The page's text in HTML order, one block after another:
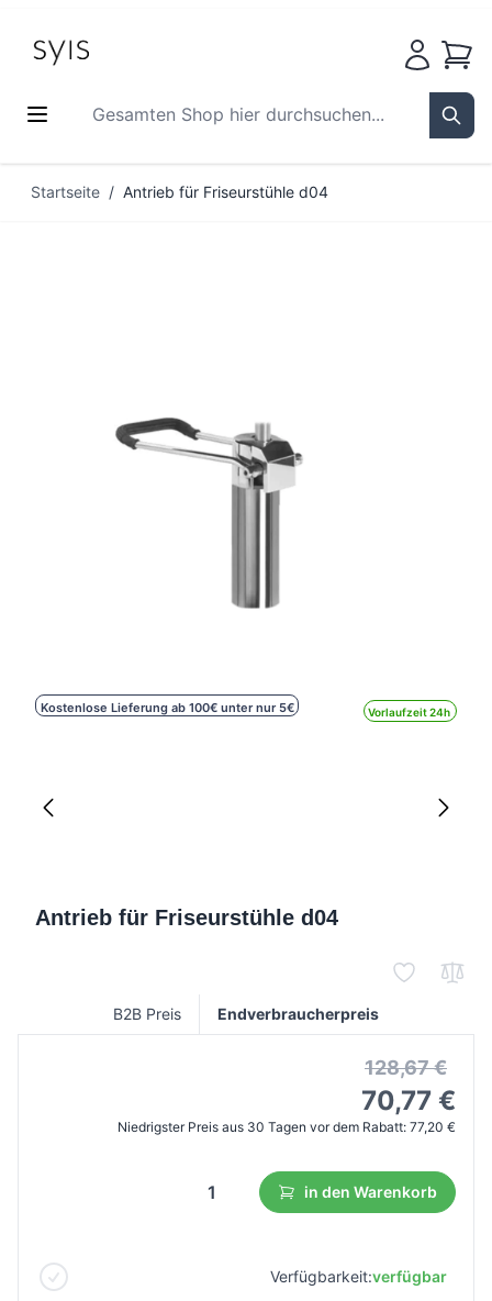
Gesamten Shop hier durchsuchen...
Startseite / Antrieb für Friseurstühle d04
Kostenlose Lieferung ab 100€ unter nur 5€ Vorlaufzeit 24h
Antrieb für Friseurstühle d04
B2B Preis Endverbraucherpreis
128,67 €
70,77 €
Niedrigster Preis aus 30 Tagen vor dem Rabatt: 77,20 €
in den Warenkorb
Verfügbarkeit:verfügbar